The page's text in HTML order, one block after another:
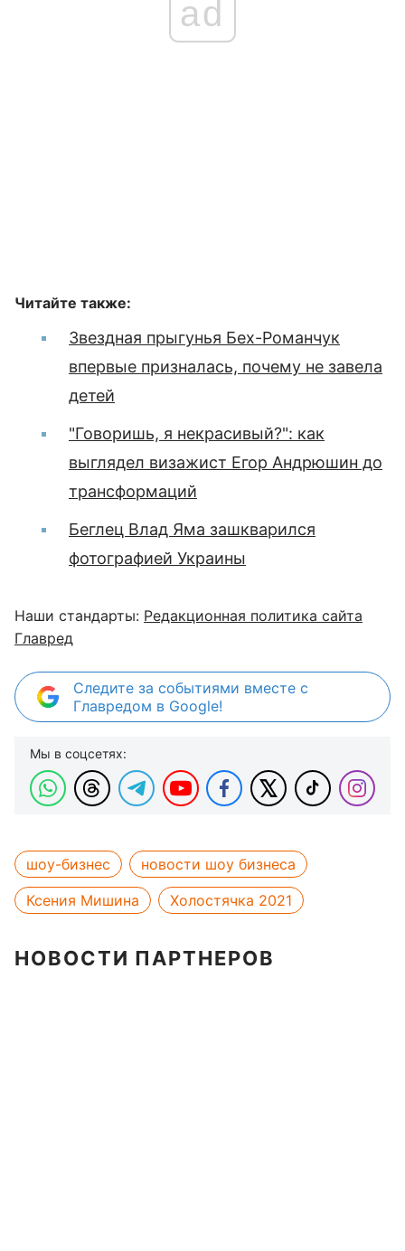
ad
Читайте также:
Звездная прыгунья Бех-Романчук
впервые призналась, почему не завела
детей
"Говоришь, я некрасивый?": как
выглядел визажист Егор Андрюшин до
трансформаций
Беглец Влад Яма зашкварился
фотографией Украины
Наши стандарты: Редакционная политика сайта
Главред
Следите за событиями вместе с
Главредом в Google!
Мы в соцсетях:
шоу-бизнес
новости шоу бизнеса
Ксения Мишина
Холостячка 2021
НОВОСТИ ПАРТНЕРОВ